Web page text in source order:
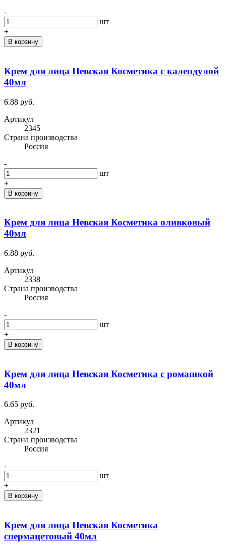
-
шт
+
В корзину
Крем для лица Невская Косметика с календулой
40мл
6.88 руб.
Артикул
2345
Cтрана производства
Россия
-
шт
+
В корзину
Крем для лица Невская Косметика оливковый
40мл
6.88 руб.
Артикул
2338
Cтрана производства
Россия
-
шт
+
В корзину
Крем для лица Невская Косметика с ромашкой
40мл
6.65 руб.
Артикул
2321
Cтрана производства
Россия
-
шт
+
В корзину
Крем для лица Невская Косметика
спермацетовый 40мл